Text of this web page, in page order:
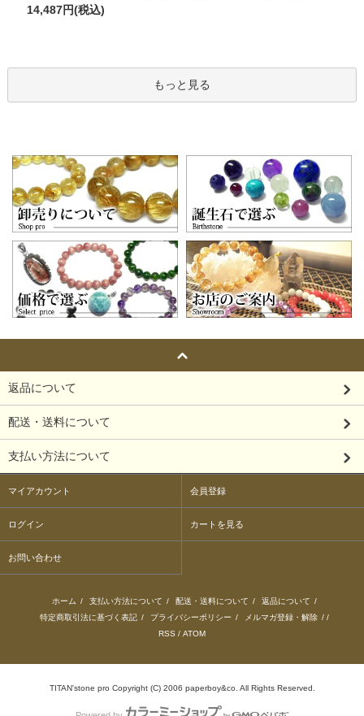
14,487円(税込)
もっと見る
返品について
配送・送料について
支払い方法について
マイアカウント 会員登録
ログイン カートを見る
お問い合わせ
ホーム / 支払い方法について / 配送・送料について / 返品について /
特定商取引法に基づく表記 / プライバシーポリシー / メルマガ登録・解除 / /
RSS / ATOM
TITAN'stone pro Copyright (C) 2006 paperboy&co. All Rights Reserved.